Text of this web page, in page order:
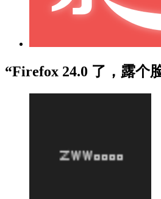
“Firefox 24.0 了，露个